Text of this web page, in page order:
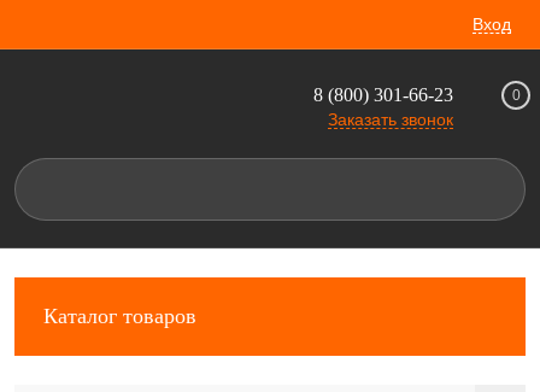
Вход
8 (800) 301-66-23
Заказать звонок
0
Каталог товаров